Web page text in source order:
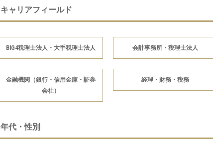
キャリアフィールド
BIG4税理士法人・大手税理士法人 会計事務所・税理士法人
金融機関（銀行・信用金庫・証券
会社）
経理・財務・税務
年代・性別